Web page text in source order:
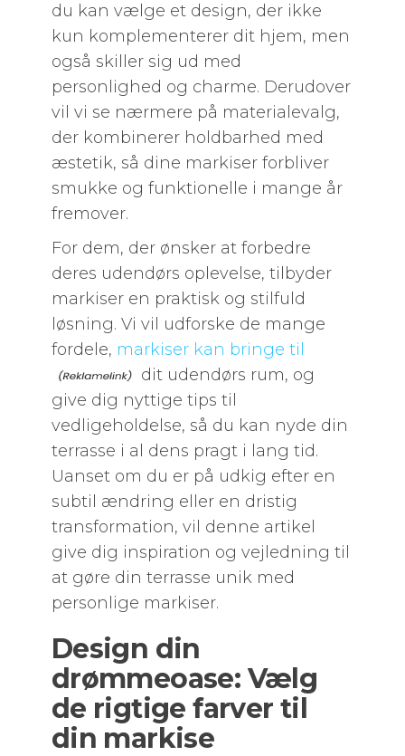
du kan vælge et design, der ikke
kun komplementerer dit hjem, men
også skiller sig ud med
personlighed og charme. Derudover
vil vi se nærmere på materialevalg,
der kombinerer holdbarhed med
æstetik, så dine markiser forbliver
smukke og funktionelle i mange år
fremover.
For dem, der ønsker at forbedre
deres udendørs oplevelse, tilbyder
markiser en praktisk og stilfuld
løsning. Vi vil udforske de mange
fordele, markiser kan bringe til
dit udendørs rum, og
give dig nyttige tips til
vedligeholdelse, så du kan nyde din
terrasse i al dens pragt i lang tid.
Uanset om du er på udkig efter en
subtil ændring eller en dristig
transformation, vil denne artikel
give dig inspiration og vejledning til
at gøre din terrasse unik med
personlige markiser.
Design din
drømmeoase: Vælg
de rigtige farver til
din markise